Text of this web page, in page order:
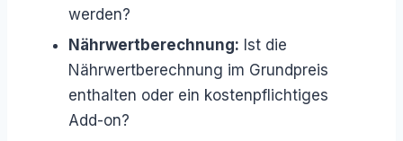
werden?
Nährwertberechnung: Ist die
Nährwertberechnung im Grundpreis
enthalten oder ein kostenpflichtiges
Add-on?